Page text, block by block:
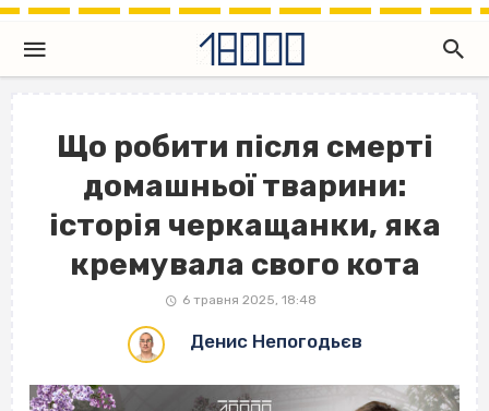
Що робити після смерті
домашньої тварини:
історія черкащанки, яка
кремувала свого кота
6 травня 2025, 18:48
Денис Непогодьєв